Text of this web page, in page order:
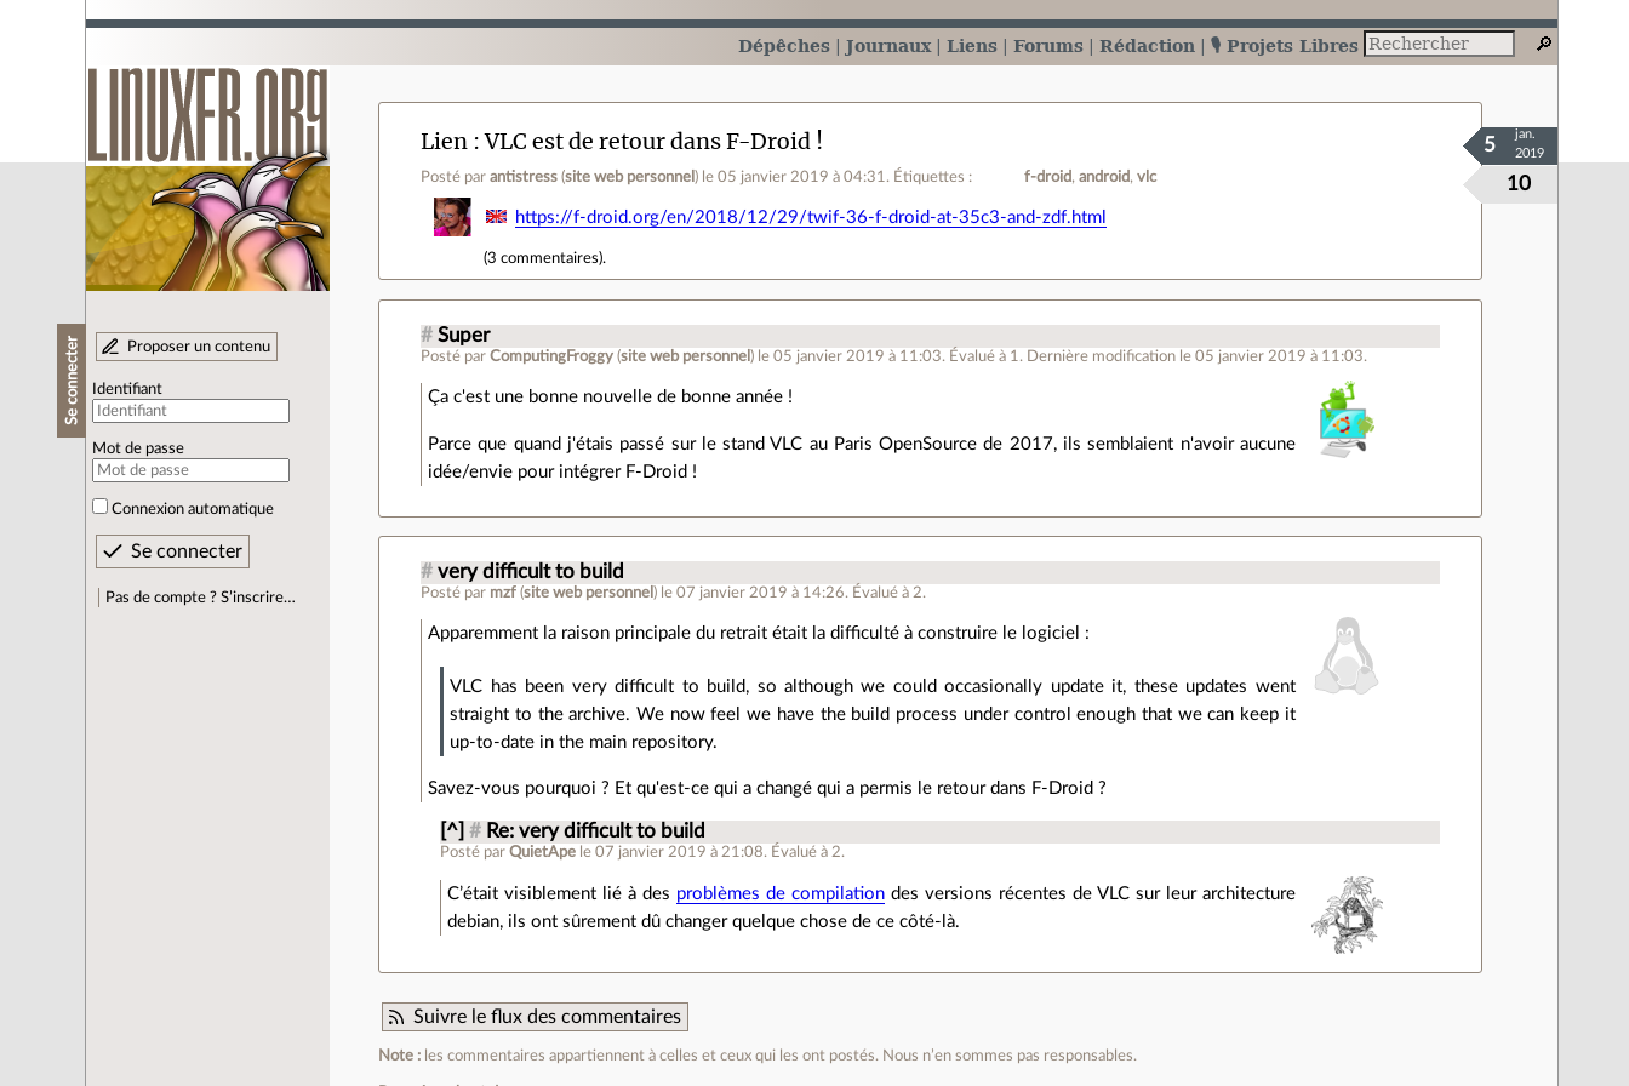
Dépêches Journaux Liens Forums Rédaction 🎙️ Projets Libres
Se connecter Proposer un contenu
Identifiant
Mot de passe
Connexion automatique
Pas de compte ? S’inscrire…
Lien VLC est de retour dans F-Droid !
Posté parantistress (site web personnel ) le 05 janvier 2019 à 04:31 . Étiquettes : f-droid android vlc 10
5
jan.
2019
https://f-droid.org/en/2018/12/29/twif-36-f-droid-at-35c3-and-zdf.html
(3 commentaires).
# Super
Posté parComputingFroggy (site web personnel ) le 05 janvier 2019 à 11:03. Évalué à 1 . Dernière modification le 05 janvier 2019 à 11:03.
Ça c'est une bonne nouvelle de bonne année !
Parce que quand j'étais passé sur le stand VLC au Paris OpenSource de 2017, ils semblaient n'avoir aucune
idée/envie pour intégrer F-Droid !
# very difficult to build
Posté par mzf (site web personnel ) le 07 janvier 2019 à 14:26. Évalué à 2.
Apparemment la raison principale du retrait était la difficulté à construire le logiciel :
VLC has been very difficult to build, so although we could occasionally update it, these updates went
straight to the archive. We now feel we have the build process under control enough that we can keep it
up-to-date in the main repository.
Savez-vous pourquoi ? Et qu'est-ce qui a changé qui a permis le retour dans F-Droid ?
[^] # Re: very difficult to build
Posté parQuietApe le 07 janvier 2019 à 21:08. Évalué à2.
C’était visiblement lié à des problèmes de compilation des versions récentes de VLC sur leur architecture
debian, ils ont sûrement dû changer quelque chose de ce côté-là.
Suivre le flux des commentaires
Note : les commentaires appartiennent à celles et ceux qui les ont postés. Nous n’en sommes pas responsables.